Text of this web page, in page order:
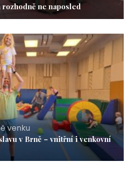
ne naposled
venku
v Brně – vnitřní i venkovní